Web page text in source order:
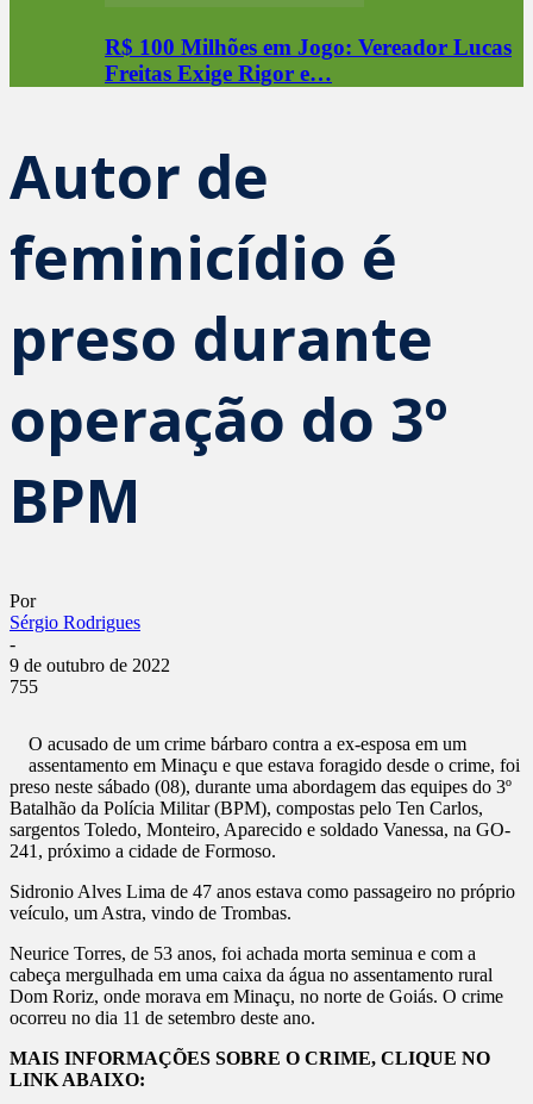
R$ 100 Milhões em Jogo: Vereador Lucas
Freitas Exige Rigor e…
Autor de
feminicídio é
preso durante
operação do 3º
BPM
Por
Sérgio Rodrigues
-
9 de outubro de 2022
755
O acusado de um crime bárbaro contra a ex-esposa em um
assentamento em Minaçu e que estava foragido desde o crime, foi
preso neste sábado (08), durante uma abordagem das equipes do 3º
Batalhão da Polícia Militar (BPM), compostas pelo Ten Carlos,
sargentos Toledo, Monteiro, Aparecido e soldado Vanessa, na GO-
241, próximo a cidade de Formoso.
Sidronio Alves Lima de 47 anos estava como passageiro no próprio
veículo, um Astra, vindo de Trombas.
Neurice Torres, de 53 anos, foi achada morta seminua e com a
cabeça mergulhada em uma caixa da água no assentamento rural
Dom Roriz, onde morava em Minaçu, no norte de Goiás. O crime
ocorreu no dia 11 de setembro deste ano.
MAIS INFORMAÇÕES SOBRE O CRIME, CLIQUE NO
LINK ABAIXO: